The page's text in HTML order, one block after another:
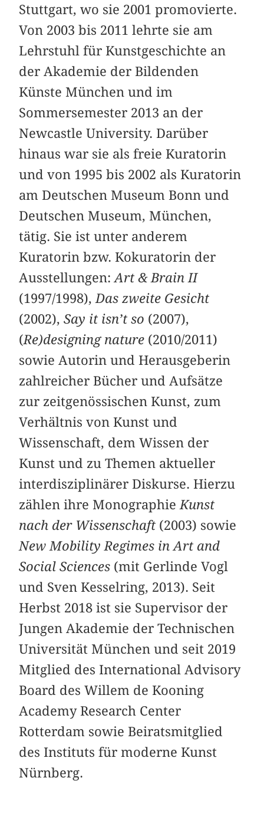
Stuttgart, wo sie 2001 promovierte.
Von 2003 bis 2011 lehrte sie am
Lehrstuhl für Kunstgeschichte an
der Akademie der Bildenden
Künste München und im
Sommersemester 2013 an der
Newcastle University. Darüber
hinaus war sie als freie Kuratorin
und von 1995 bis 2002 als Kuratorin
am Deutschen Museum Bonn und
Deutschen Museum, München,
tätig. Sie ist unter anderem
Kuratorin bzw. Kokuratorin der
Ausstellungen:Art & Brain II
(1997/1998),Das zweite Gesicht
(2002),Say it isn’t so (2007),
(Re)designing nature (2010/2011)
sowie Autorin und Herausgeberin
zahlreicher Bücher und Aufsätze
zur zeitgenössischen Kunst, zum
Verhältnis von Kunst und
Wissenschaft, dem Wissen der
Kunst und zu Themen aktueller
interdisziplinärer Diskurse. Hierzu
zählen ihre MonographieKunst
nach der Wissenschaft (2003) sowie
New Mobility Regimes in Art and
Social Sciences (mit Gerlinde Vogl
und Sven Kesselring, 2013). Seit
Herbst 2018 ist sie Supervisor der
Jungen Akademie der Technischen
Universität München und seit 2019
Mitglied des International Advisory
Board des Willem de Kooning
Academy Research Center
Rotterdam sowie Beiratsmitglied
des Instituts für moderne Kunst
Nürnberg.